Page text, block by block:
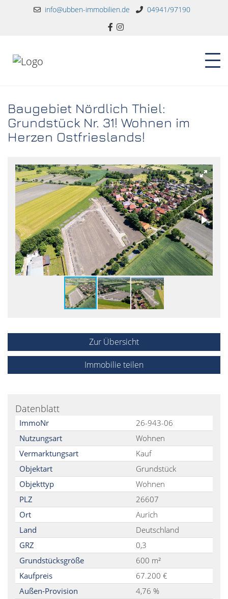
info@ubben-immobilien.de 04941/97190
Baugebiet Nördlich Thiel:
Grundstück Nr. 31! Wohnen im
Herzen Ostfrieslands!
Zur Übersicht
Immobilie teilen
Datenblatt
ImmoNr
26-943-06
Nutzungsart
Wohnen
Vermarktungsart
Kauf
Objektart
Grundstück
Objekttyp
Wohnen
PLZ
26607
Ort
Aurich
Land
Deutschland
GRZ
0,3
Grundstücksgröße
600 m²
Kaufpreis
67.200 €
Außen-Provision
4,76 %